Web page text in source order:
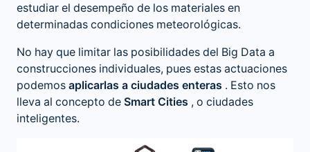
estudiar el desempeño de los materiales en
determinadas condiciones meteorológicas.
No hay que limitar las posibilidades del Big Data a
construcciones individuales, pues estas actuaciones
podemos aplicarlas a ciudades enteras . Esto nos
lleva al concepto de Smart Cities , o ciudades
inteligentes.